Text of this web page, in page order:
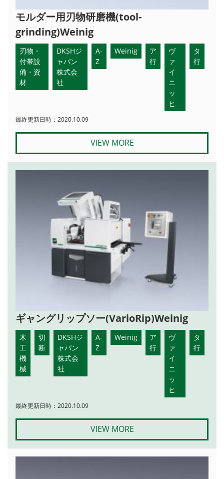
モルダー用刃物研磨機(tool-
grinding)Weinig
刃物・
付帯設
備・資
材
DKSHジ
ャパン
株式会
社
A-
Z
Weinig
ア
行
ヴ
ァ
イ
ニ
ッ
ヒ
タ
行
最終更新日時：2020.10.09
VIEW MORE
ギャングリップソー(VarioRip)Weinig
木
工
機
械
切
断
DKSHジ
ャパン
株式会
社
A-
Z
Weinig
ア
行
ヴ
ァ
イ
ニ
ッ
ヒ
タ
行
最終更新日時：2020.10.09
VIEW MORE